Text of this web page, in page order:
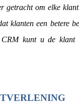
om elke
klanten een betere
CRM kunt u de